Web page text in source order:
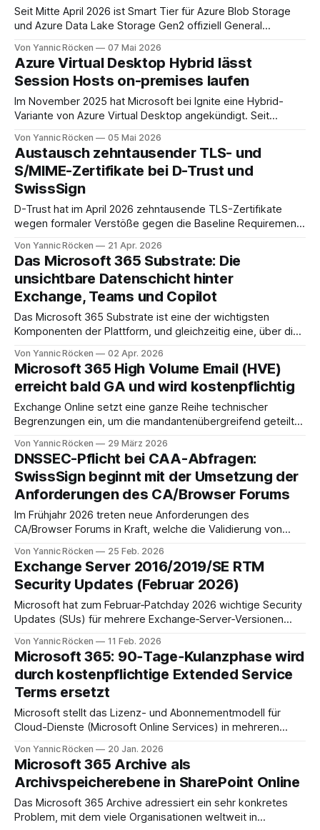
Seit Mitte April 2026 ist Smart Tier für Azure Blob Storage
und Azure Data Lake Storage Gen2 offiziell General
Objekte automatisch zwischen den Capacity-Tiers Hot,
Cool und Cold verschiebt, anhand der tatsächlichen
Zugriffsmuster und ohne dass dafür Lifecycle-
Management-Policies geschrieben
Von Yannic Röcken 07 Mai 2026
Azure Virtual Desktop Hybrid lässt
Session Hosts on-premises laufen
Im November 2025 hat Microsoft bei Ignite eine Hybrid-
Variante von Azure Virtual Desktop angekündigt. Seit
Microsoft den Status auf dem Windows-IT-Pro-Blog noch
einmal bestätigt. [1][2][3] Hybrid AVD ermöglicht es
Unternehmen, ihre Workloads auf bestehender
Von Yannic Röcken 05 Mai 2026
Austausch zehntausender TLS- und
S/MIME-Zertifikate bei D-Trust und
SwissSign
D-Trust hat im April 2026 zehntausende TLS-Zertifikate
wegen formaler Verstöße gegen die Baseline Requirements
Widerruf zum 22. April 2026 angekündigt.
Von Yannic Röcken 21 Apr. 2026
Das Microsoft 365 Substrate: Die
unsichtbare Datenschicht hinter
Exchange, Teams und Copilot
Das Microsoft 365 Substrate ist eine der wichtigsten
Komponenten der Plattform, und gleichzeitig eine, über die
365 das, was es 2011 war: eine lose Sammlung
cloudifizierter On-Premises-Produkte, die kaum
miteinander sprachen. Einheitliche Suche, Information
Protection, eDiscovery, Compliance und seit 2023
Von Yannic Röcken 02 Apr. 2026
Microsoft 365 High Volume Email (HVE)
erreicht bald GA und wird kostenpflichtig
Exchange Online setzt eine ganze Reihe technischer
Begrenzungen ein, um die mandantenübergreifend geteilte
Auf Postfachebene greift das Recipient Rate Limit (RRL),
das den Versand auf maximal 10.000 Empfänger pro
Postfach innerhalb eines rollierenden 24-Stunden-Fensters
beschränkt, unabhängig davon, ob es sich
Von Yannic Röcken 29 März 2026
DNSSEC-Pflicht bei CAA-Abfragen:
SwissSign beginnt mit der Umsetzung der
Anforderungen des CA/Browser Forums
Im Frühjahr 2026 treten neue Anforderungen des
CA/Browser Forums in Kraft, welche die Validierung von
Vorgaben frühzeitig um und aktiviert am 2. März 2026 die
verpflichtende DNSSEC-Validierung bei Anfragen zu CAA-
und DCV-Daten. Zertifikatsanträge werden somit nur noch
dann erfolgreich
Von Yannic Röcken 25 Feb. 2026
Exchange Server 2016/2019/SE RTM
Security Updates (Februar 2026)
Microsoft hat zum Februar‑Patchday 2026 wichtige Security
Updates (SUs) für mehrere Exchange‑Server‑Versionen
gemeldete Spoofing‑Schwachstelle CVE‑2026‑21527,
welche sowohl die Exchange Server Subscription Edition
(SE) als auch ältere Versionen (2016/2019) betrifft. Diese
Veröffentlichung ist besonders relevant, da
Von Yannic Röcken 11 Feb. 2026
Microsoft 365: 90‑Tage‑Kulanzphase wird
durch kostenpflichtige Extended Service
Terms ersetzt
Microsoft stellt das Lizenz- und Abonnementmodell für
Cloud-Dienste (Microsoft Online Services) in mehreren
kostenlosen 90‑Tage‑Kulanzphase für abgelaufene
Subscriptions. An ihre Stelle tritt eine neue, kostenpflichtige
Option die Extended Service Terms (EST). Die Neuerung
betrifft alle Organisationen, die Microsoft‑
Von Yannic Röcken 20 Jan. 2026
Microsoft 365 Archive als
Archivspeicherebene in SharePoint Online
Das Microsoft 365 Archive adressiert ein sehr konkretes
Problem, mit dem viele Organisationen weltweit in